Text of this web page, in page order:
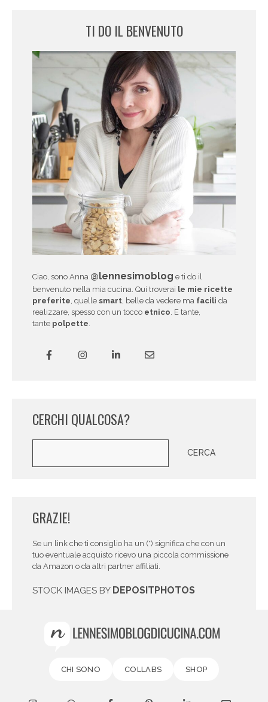
TI DO IL BENVENUTO
Ciao, sono Anna @lennesimoblog e ti do il
benvenuto nella mia cucina. Qui troverai le mie ricette
preferite, quelle smart, belle da vedere ma facili da
realizzare, spesso con un tocco etnico. E tante,
tante polpette.
CERCHI QUALCOSA?
CERCA
GRAZIE!
Se un link che ti consiglio ha un (*) significa che con un
tuo eventuale acquisto ricevo una piccola commissione
da Amazon o da altri partner affiliati.
STOCK IMAGES BY DEPOSITPHOTOS
CHI SONO COLLABS SHOP